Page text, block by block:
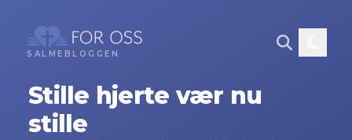
SALMEBLOGGEN
Stille hjerte vær nu
stille